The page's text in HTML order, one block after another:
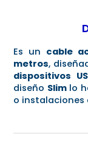
Es un cable
metros,
dispositivos
diseño Slimlo
o instalaciones